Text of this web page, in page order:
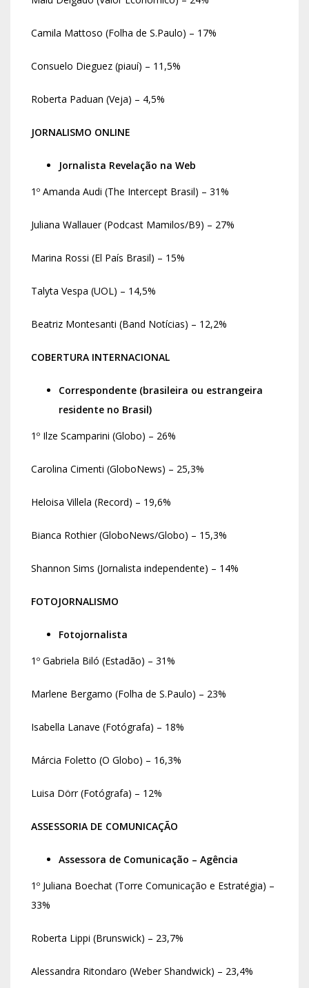
Camila Mattoso (Folha de S.Paulo) – 17%
Consuelo Dieguez (piauí) – 11,5%
Roberta Paduan (Veja) – 4,5%
JORNALISMO ONLINE
Jornalista Revelação na Web
1º Amanda Audi (The Intercept Brasil) – 31%
Juliana Wallauer (Podcast Mamilos/B9) – 27%
Marina Rossi (El País Brasil) – 15%
Talyta Vespa (UOL) – 14,5%
Beatriz Montesanti (Band Notícias) – 12,2%
COBERTURA INTERNACIONAL
Correspondente (brasileira ou estrangeira
residente no Brasil)
1º Ilze Scamparini (Globo) – 26%
Carolina Cimenti (GloboNews) – 25,3%
Heloisa Villela (Record) – 19,6%
Bianca Rothier (GloboNews/Globo) – 15,3%
Shannon Sims (Jornalista independente) – 14%
FOTOJORNALISMO
Fotojornalista
1º Gabriela Biló (Estadão) – 31%
Marlene Bergamo (Folha de S.Paulo) – 23%
Isabella Lanave (Fotógrafa) – 18%
Márcia Foletto (O Globo) – 16,3%
Luisa Dörr (Fotógrafa) – 12%
ASSESSORIA DE COMUNICAÇÃO
Assessora de Comunicação – Agência
1º Juliana Boechat (Torre Comunicação e Estratégia) –
33%
Roberta Lippi (Brunswick) – 23,7%
Alessandra Ritondaro (Weber Shandwick) – 23,4%